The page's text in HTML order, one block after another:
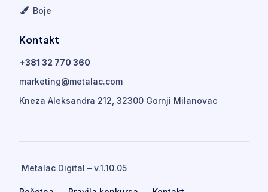
Boje
Kontakt
+381 32 770 360
marketing@metalac.com
Kneza Aleksandra 212, 32300 Gornji Milanovac
Metalac Digital – v.1.10.05